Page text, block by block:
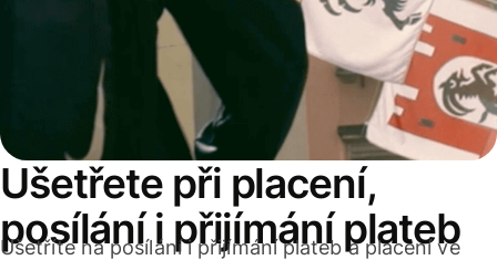
Ušetřete při placení,
posílání i přijímání plateb
Ušetříte na posílání i přijímání plateb a placení ve